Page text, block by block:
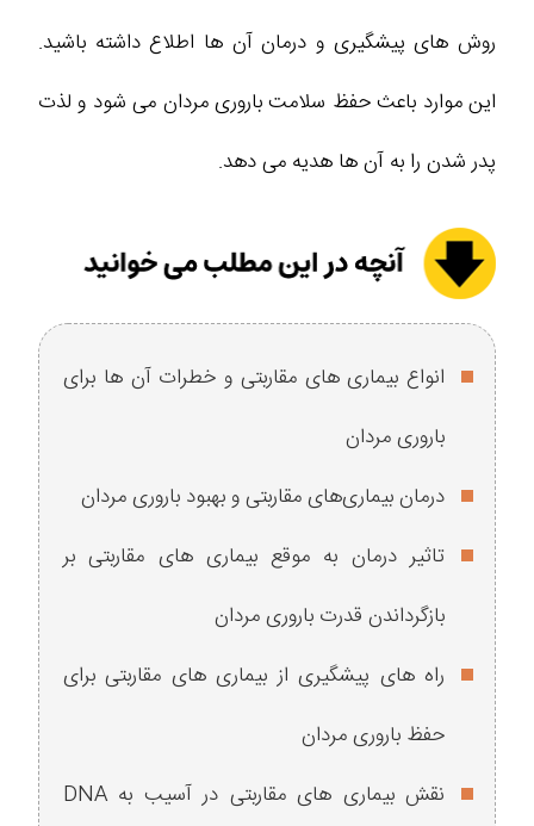
روش‌ های پیشگیری و درمان آن‌ ها اطلاع داشته باشید.
این موارد باعث حفظ سلامت باروری مردان می‌ شود و لذت
پدر شدن را به آن‌ ها هدیه می‌ دهد.
انواع بیماری ‌های مقاربتی و خطرات آن ‌ها برای
باروری مردان
درمان بیماری‌های مقاربتی و بهبود باروری مردان
تاثیر درمان به موقع بیماری‌ های مقاربتی بر
بازگرداندن قدرت باروری مردان
راه های پیشگیری از بیماری‌ های مقاربتی برای
حفظ باروری مردان
نقش بیماری ‌های مقاربتی در آسیب به DNA